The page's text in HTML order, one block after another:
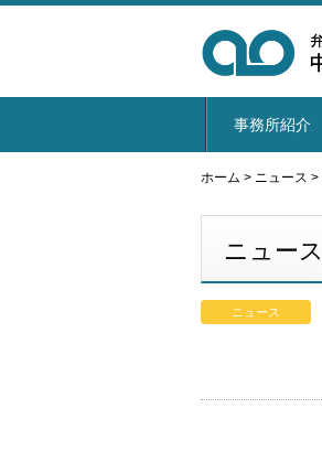
事務所紹介
ホーム > ニュース >
ニュース
ニュース